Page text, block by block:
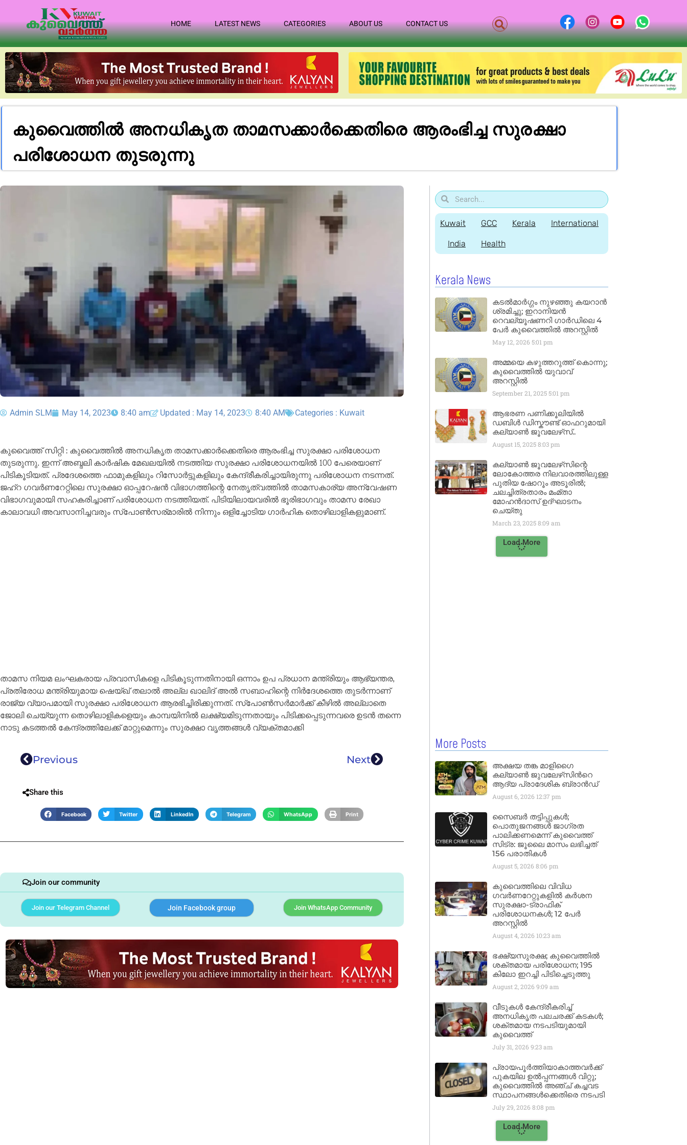
HOME LATEST NEWS CATEGORIES ABOUT US CONTACT US
കുവൈത്തിൽ അനധികൃത താമസക്കാർക്കെതിരെ ആരംഭിച്ച സുരക്ഷാ
പരിശോധന തുടരുന്നു
Admin SLM May 14, 2023 8:40 am Updated : May 14, 2023 8:40 AM Categories : Kuwait
കുവൈത്ത് സിറ്റി : കുവൈത്തിൽ അനധികൃത താമസക്കാർക്കെതിരെ ആരംഭിച്ച സുരക്ഷാ പരിശോധന
തുടരുന്നു. ഇന്ന് അബ്ദലി കാർഷിക മേഖലയിൽ നടത്തിയ സുരക്ഷാ പരിശോധനയിൽ 100 പേരെയാണ്
പിടികൂടിയത്. പ്രദേശത്തെ ഫാമുകളിലും റിസോർട്ടുകളിലും കേന്ദ്രീകരിച്ചായിരുന്നു പരിശോധന നടന്നത്.
ജഹ്‌റ ഗവർണറേറ്റിലെ സുരക്ഷാ ഓപ്പറേഷൻ വിഭാഗത്തിന്റെ നേതൃത്വത്തിൽ താമസകാര്യ അന്വേഷണ
വിഭാഗവുമായി സഹകരിച്ചാണ് പരിശോധന നടത്തിയത്. പിടിയിലായവരിൽ ഭൂരിഭാഗവും താമസ രേഖാ
കാലാവധി അവസാനിച്ചവരും സ്പോൺസര്മാരിൽ നിന്നും ഒളിച്ചോടിയ ഗാർഹിക തൊഴിലാളികളുമാണ്.
താമസ നിയമ ലംഘകരായ പ്രവാസികളെ പിടികൂടുന്നതിനായി ഒന്നാം ഉപ പ്രധാന മന്ത്രിയും ആഭ്യന്തര,
പ്രതിരോധ മന്ത്രിയുമായ ഷെയ്ഖ് തലാൽ അല്ല ഖാലിദ് അൽ സബാഹിന്റെ നിർദേശത്തെ തുടർന്നാണ്
രാജ്യ വ്യാപമായി സുരക്ഷാ പരിശോധന ആരഭിച്ചിരിക്കുന്നത്. സ്പോൺസർമാർക്ക് കീഴിൽ അല്ലാതെ
ജോലി ചെയ്യുന്ന തൊഴിലാളികളെയും കാമ്പയിനിൽ ലക്ഷ്യമിടുന്നതായും പിടിക്കപ്പെടുന്നവരെ ഉടൻ തന്നെ
നാടു കടത്തൽ കേന്ദ്രത്തിലേക്ക് മാറ്റുമെന്നും സുരക്ഷാ വൃത്തങ്ങൾ വ്യക്തമാക്കി
Previous Next
Share this
Facebook Twitter LinkedIn Telegram WhatsApp Print
Join our community
Join our Telegram Channel Join Facebook group Join WhatsApp Community
Kuwait GCC Kerala International
India Health
Kerala News
കടൽമാർഗ്ഗം നുഴഞ്ഞു കയറാൻ
ശ്രമിച്ചു; ഇറാനിയൻ
റെവല്യൂഷണറി ഗാർഡിലെ 4
പേർ കുവൈത്തിൽ അറസ്റ്റിൽ
May 12, 2026 5:01 pm
അമ്മയെ കഴുത്തറുത്ത് കൊന്നു;
കുവൈത്തിൽ യുവാവ്
അറസ്റ്റിൽ
September 21, 20255:01 pm
ആഭരണ പണിക്കൂലിയിൽ
ഡബിൾ ഡിസ്കൗണ്ട് ഓഫറുമായി
കല്യാൺ ജൂവലേഴ്‌സ്..
August 15, 20258:03 pm
കല്യാൺ ജൂവലേഴ്‌സിന്റെ
ലോകോത്തര നിലവാരത്തിലുള്ള
പുതിയ ഷോറൂം അടൂരിൽ;
ചലച്ചിത്രതാരം മംമ്താ
മോഹൻദാസ് ഉദ്ഘാടനം
ചെയ്‌തു
March 23, 20258:09 am
Load More
More Posts
അക്ഷയ തങ്ക മാളിഗൈ
കല്യാണ്‍ ജുവലേഴ്‌സിന്‍റെ
ആദ്യ പ്രാദേശിക ബ്രാന്‍ഡ്
August 6, 2026 12:37 pm
സൈബർ തട്ടിപ്പുകൾ;
പൊതുജനങ്ങൾ ജാഗ്രത
പാലിക്കണമെന്ന് കുവൈത്ത്
സിട്ര: ജൂലൈ മാസം ലഭിച്ചത്
156 പരാതികൾ
August 5, 2026 8:06 pm
കുവൈത്തിലെ വിവിധ
ഗവർണറേറ്റുകളിൽ കർശന
സുരക്ഷാ-ട്രാഫിക്
പരിശോധനകൾ; 12 പേർ
അറസ്റ്റിൽ
August 4, 2026 10:23 am
ഭക്ഷ്യസുരക്ഷ; കുവൈത്തിൽ
ശക്തമായ പരിശോധന; 195
കിലോ ഇറച്ചി പിടിച്ചെടുത്തു
August 2, 2026 9:09 am
വീടുകൾ കേന്ദ്രീകരിച്ച്
അനധികൃത പലചരക്ക് കടകൾ;
ശക്തമായ നടപടിയുമായി
കുവൈത്ത്
July 31, 2026 9:23 am
പ്രായപൂർത്തിയാകാത്തവർക്ക്
പുകയില ഉൽപ്പന്നങ്ങൾ വിറ്റു;
കുവൈത്തിൽ അഞ്ച് കച്ചവട
സ്ഥാപനങ്ങൾക്കെതിരെ നടപടി
July 29, 2026 8:08 pm
Load More